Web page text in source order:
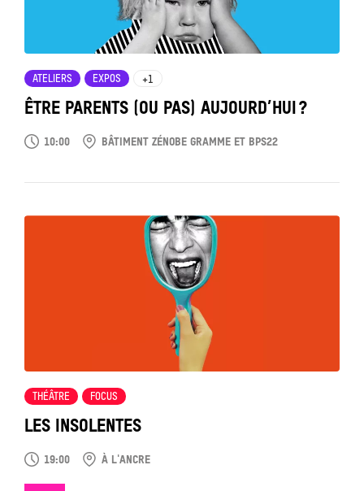
ÊTRE PARENTS (OU PAS) AUJOURD’HUI ?
ATELIERS EXPOS +1
10:00 BÂTIMENT ZÉNOBE GRAMME ET BPS22
LES INSOLENTES
THÉÂTRE FOCUS
19:00 À L'ANCRE